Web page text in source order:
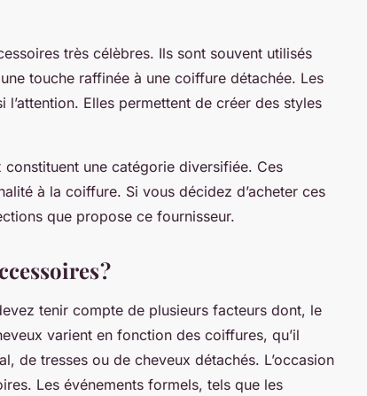
très célèbres. Ils sont souvent utilisés
touche raffinée à une coiffure détachée. Les
Elles permettent de créer des styles
une catégorie diversifiée. Ces
à la coiffure. Si vous décidez d’acheter ces
que propose ce fournisseur.
?
tenir compte de plusieurs facteurs dont, le
varient en fonction des coiffures, qu’il
de tresses ou de cheveux détachés. L’occasion
Les événements formels, tels que les